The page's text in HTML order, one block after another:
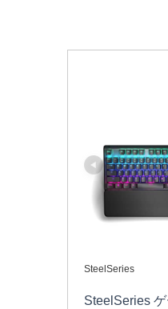
SteelSeries
SteelSeries